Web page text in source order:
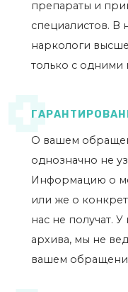
препараты и
специалистов. В
наркологи
только с одними
О вашем
однозначно не
Информацию о
или же о
нас не получат.
архива, мы не
вашем